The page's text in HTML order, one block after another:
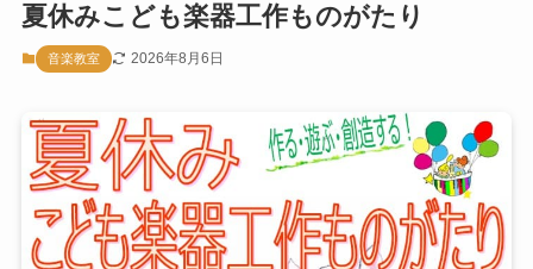
夏休みこども楽器工作ものがたり
音楽教室 2026年8月6日